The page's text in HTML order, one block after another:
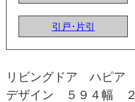
引戸･片引
リビングドア ハピ
デザイン ５９４幅